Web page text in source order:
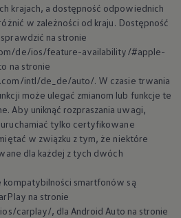
krajach, a dostępność odpowiednich
w zależności od kraju. Dostępność
na stronie
de/ios/feature-availability/#apple-
na stronie
intl/de_de/auto/. W czasie trwania
może ulegać zmianom lub funkcje te
Aby uniknąć rozpraszania uwagi,
tylko certyfikowane
w związku z tym, że niektóre
dla każdej z tych dwóch
kompatybilności smartfonów są
na stronie
carplay/, dla Android Auto na stronie